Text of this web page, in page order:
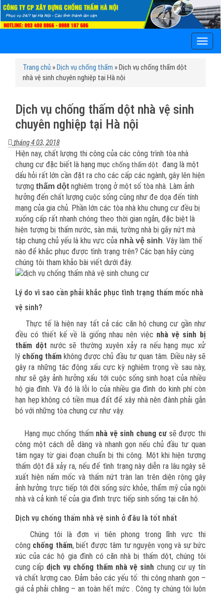
T
o
i
Trang chủ »Dịch vụ chống thấm »Dịch vụ chống thấm dột
nhà vệ sinh chuyên nghiệp tại Hà nội
Dịch vụ chống thấm dột nhà vệ sinh
chuyên nghiệp tại Hà nội
tháng 4 03, 2018
Hiện nay, chất lượng thi công của các công trình tòa nhà
chung cư đặc biết là hạng mục chống thấm dột đang là một
dấu hỏi rất lớn cần đặt ra cho các cấp các ngành, gây lên hiện
tượng thấm dột nghiêm trọng ở một số tòa nhà. Làm ảnh
hưởng đến chất lượng cuộc sống cũng như đe dọa đến tính
mạng của gia chủ. Phần lớn các tòa nhà khu chung cư đều bị
xuống cấp rất nhanh chóng theo thời gian ngắn, đặc biệt là
hiện tượng bị thấm nước, sàn mái, tường nhà bị gãy nứt mà
tập chung chủ yếu là khu vực của nhà vệ sinh. Vậy làm thế
nào để khắc phục được tình trạng trên? Các bạn hãy cùng
chúng tôi tham khảo bài viết dưới đây.
Lý do vì sao cần phải khắc phục tình trạng thấm mốc nhà
vệ sinh?
Thực tế là hiện nay tất cả các căn hộ chung cư gần như
đều có thiết kế về là giống nhau nên việc nhà vệ sinh bị
thấm dột nước sẽ thường xuyên xảy ra nếu hạng mục xử
lý chống thấm không được chủ đầu tư quan tâm. Điều này sẽ
gây ra những tác động xấu cực kỳ nghiêm trọng về sau này,
như sẽ gây ảnh hưởng xấu tới cuộc sống sinh hoạt của nhiều
hộ gia đình. Và đó là lỗi lo của nhiều gia đình do kinh phí còn
hạn hẹp không có tiền mua đất để xây nhà nên đành phải gắn
bó với những tòa chung cư như vậy.
Hạng mục chống thấm nhà vệ sinh chung cư sẽ được thi
công một cách dễ dàng và nhanh gọn nếu chủ đầu tư quan
tâm ngay từ giai đoạn chuẩn bị thi công. Một khi hiện tượng
thấm dột đã xảy ra, nếu để tình trạng này diễn ra lâu ngày sẽ
xuất hiện nấm mốc và thấm nứt tràn lan trên diện rộng gây
ảnh hưởng trực tiếp tới đời sống sức khỏe, thẩm mỹ của ngôi
nhà và cả kinh tế của gia đình trực tiếp sinh sống tại căn hộ.
Dịch vụ chống thấm nhà vệ sinh ở đâu là tốt nhất
Chúng tôi là đơn vị tiên phong trong lĩnh vực thi
công chống thấm, biết được tâm tư nguyện vọng và sự bức
xúc của các hộ gia đình có căn nhà bị thấm dột, chúng tôi
cung cấp dịch vụ chống thấm nhà vệ sinh chung cư uy tín
và chất lượng cao. Đảm bảo các yếu tố: thi công nhanh gọn –
giá cả phải chăng – an toàn hết mức . Công ty chúng tôi luôn